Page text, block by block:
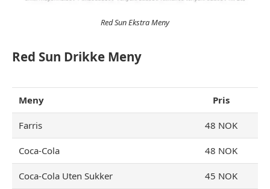
Red Sun Ekstra Meny
Red Sun Drikke Meny
Meny Pris
Farris 48 NOK
Coca-Cola 48 NOK
Coca-Cola Uten Sukker 45 NOK